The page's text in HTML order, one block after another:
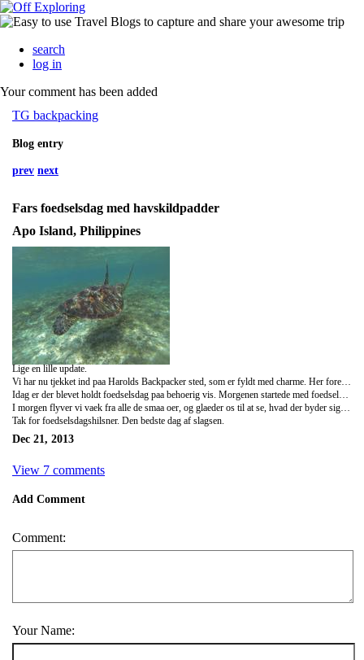
search
log in
Your comment has been added
TG backpacking
Blog entry
prev next
Fars foedselsdag med havskildpadder
Apo Island, Philippines
Lige en lille update.
Idag er der blevet holdt foedselsdag paa behoerig vis. Morgenen startede med foedselsdagssang med levende lys. Efter morgenmad som bestod af ris med varm kakao paa, gik turen til Apo Island. Vi var saa spaendte paa, om vi ville komme taet paa de store havskildpadder, og der skulle ikke gaa laenge, inden vi var helt taet paa. Vi snorklede over dem og ved siden af dem, og f... hvor var det bare helt fantastisk. De er saa rolige, smukke og kaempe store. Samtidig var det ogsaa det flotteste snorkling sted i forhold til et kaempe korrelrev med store flotte farverige koreller og enormt mange fisk i alle stoerrelser og alverdens farver. Kan godt forstaa at det siges at vaere et af de smukkested steder i verdenen at snorkle og dykke. En kaempe oplevelse for os alle 5.
I morgen flyver vi vaek fra alle de smaa oer, og glaeder os til at se, hvad der byder sig, naar vi tager op i landet nord fra Manila.
Tak for foedselsdagshilsner. Den bedste dag af slagsen.
Dec 21, 2013
View 7 comments
Add Comment
Comment:
Your Name: